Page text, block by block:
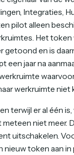
Integraties,
pilot alleen
Het
getoond en is
een jaar na
werkruimte niet
terwijl er al één
niet meer.
uitschakelen.
nieuw token aan